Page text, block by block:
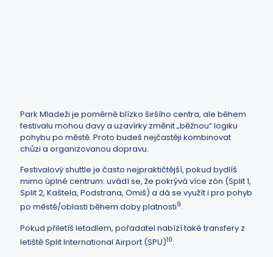
Park Mladeži je poměrně blízko širšího centra, ale během
festivalu mohou davy a uzavírky změnit „běžnou“ logiku
pohybu po městě. Proto budeš nejčastěji kombinovat
chůzi a organizovanou dopravu.
Festivalový shuttle je často nejpraktičtější, pokud bydlíš
mimo úplné centrum: uvádí se, že pokrývá více zón (Split 1,
Split 2, Kaštela, Podstrana, Omiš) a dá se využít i pro pohyb
po městě/oblasti během doby platnosti9.
Pokud přiletíš letadlem, pořadatel nabízí také transfery z
letiště Split International Airport (SPU)10.